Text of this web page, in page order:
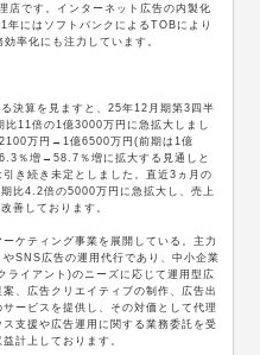
店です。インターネット広告の内製化
年にはソフトバンクによるTOBにより
率化にも注力しています。
決算を見ますと、25年12月期第3四半
11倍の1億3000万円に急拡大しまし
万円→1億6500万円(前期は1億
％増→58.7％増に拡大する見通しと
き続き未定としました。直近3ヵ月の
比4.2倍の5000万円に急拡大し、売上
善しております。
ケティング事業を展開している。主力
SNS広告の運用代行であり、中小企業
ライアント)のニーズに応じて運用型広
、広告クリエイティブの制作、広告出
ービスを提供し、その対価として代理
支援や広告運用に関する業務委託を受
計上しております。